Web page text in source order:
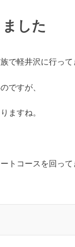
した
で軽井沢に行って
ですが、
ますね。
トコースを回って